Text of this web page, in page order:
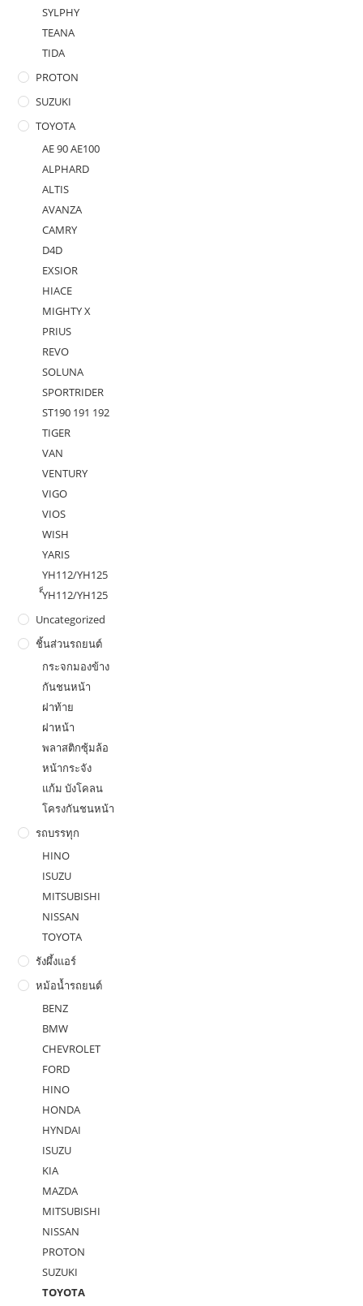
SYLPHY
TEANA
TIDA
PROTON
SUZUKI
TOYOTA
AE 90 AE100
ALPHARD
ALTIS
AVANZA
CAMRY
D4D
EXSIOR
HIACE
MIGHTY X
PRIUS
REVO
SOLUNA
SPORTRIDER
ST190 191 192
TIGER
VAN
VENTURY
VIGO
VIOS
WISH
YARIS
YH112/YH125
ํ็YH112/YH125
Uncategorized
ชิ้นส่วนรถยนต์
กระจกมองข้าง
กันชนหน้า
ฝาท้าย
ฝาหน้า
พลาสติกซุ้มล้อ
หน้ากระจัง
แก้ม บังโคลน
โครงกันชนหน้า
รถบรรทุก
HINO
ISUZU
MITSUBISHI
NISSAN
TOYOTA
รังผึ้งแอร์
หม้อน้ำรถยนต์
BENZ
BMW
CHEVROLET
FORD
HINO
HONDA
HYNDAI
ISUZU
KIA
MAZDA
MITSUBISHI
NISSAN
PROTON
SUZUKI
TOYOTA